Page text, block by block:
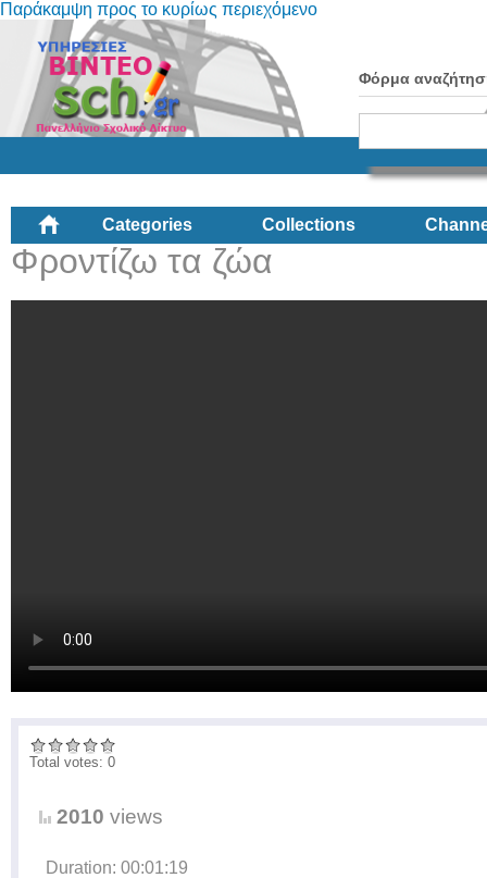
Παράκαμψη προς το κυρίως περιεχόμενο
Φόρμα
Categories Collections
Φροντίζω τα ζώα
Total votes: 0
2010 views
Duration: 00:01:19